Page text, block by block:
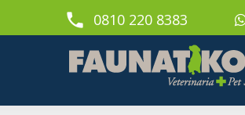
phone 0810 220 8383